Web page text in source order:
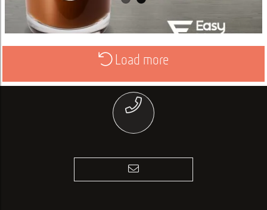
Load more